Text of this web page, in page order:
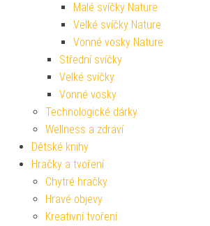
Malé svíčky Nature
Velké svíčky Nature
Vonné vosky Nature
Střední svíčky
Velké svíčky
Vonné vosky
Technologické dárky
Wellness a zdraví
Dětské knihy
Hračky a tvoření
Chytré hračky
Hravé objevy
Kreativní tvoření